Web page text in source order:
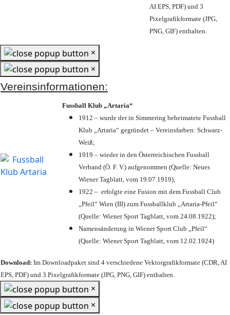
AI EPS, PDF) und 3
Pixelgrafikformate (JPG,
PNG, GIF) enthalten.
×
×
Vereinsinformationen:
Fussball Klub „Artaria“
1912 – wurde der in Simmering beheimatete Fussball
Klub „Artaria“ gegründet – Vereinsfarben: Schwarz-
Weiß;
1919 – wieder in den Österreichischen Fussball
Verband (Ö. F. V.) aufgenommen (Quelle: Neues
Wiener Tagblatt, vom 19.07.1919);
1922 – erfolgte eine Fusion mit dem Fussball Club
„Pfeil“ Wien (III) zum Fussballklub „Artaria-Pfeil“
(Quelle: Wiener Sport Tagblatt, vom 24.08.1922);
Namensänderung in Wiener Sport Club „Pfeil“
(Quelle: Wiener Sport Tagblatt, vom 12.02.1924)
Download: Im Downloadpaket sind 4 verschiedene Vektorgrafikformate (CDR, AI
EPS, PDF) und 3 Pixelgrafikformate (JPG, PNG, GIF) enthalten.
×
×